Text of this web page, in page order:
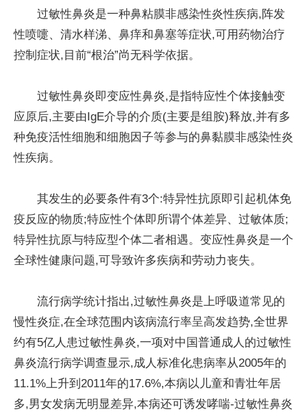
过敏性鼻炎是一种鼻粘膜非感染性炎性疾病,阵发
性喷嚏、清水样涕、鼻痒和鼻塞等症状,可用药物治疗
控制症状,目前“根治”尚无科学依据。
过敏性鼻炎即变应性鼻炎,是指特应性个体接触变
应原后,主要由IgE介导的介质(主要是组胺)释放,并有多
种免疫活性细胞和细胞因子等参与的鼻黏膜非感染性炎
性疾病。
其发生的必要条件有3个:特异性抗原即引起机体免
疫反应的物质;特应性个体即所谓个体差异、过敏体质;
特异性抗原与特应型个体二者相遇。变应性鼻炎是一个
全球性健康问题,可导致许多疾病和劳动力丧失。
流行病学统计指出,过敏性鼻炎是上呼吸道常见的
慢性炎症,在全球范围内该病流行率呈高发趋势,全世界
约有5亿人患过敏性鼻炎,一项对中国普通成人的过敏性
鼻炎流行病学调查显示,成人标准化患病率从2005年的
11.1%上升到2011年的17.6%,本病以儿童和青壮年居
多,男女发病无明显差异,本病还可诱发哮喘-过敏性鼻炎